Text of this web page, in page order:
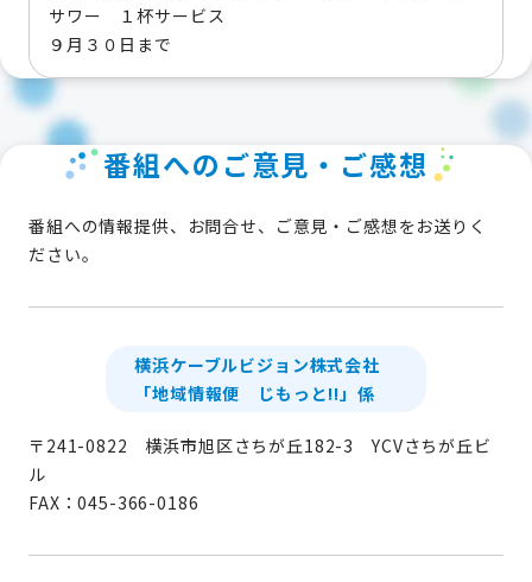
サワー １杯サービス
９月３０日まで
番組へのご意見・ご感想
番組への情報提供、お問合せ、ご意見・ご感想をお送りく
ださい。
横浜ケーブルビジョン株式会社
「地域情報便 じもっと!!」係
〒241-0822 横浜市旭区さちが丘182-3 YCVさちが丘ビ
ル
FAX：045-366-0186